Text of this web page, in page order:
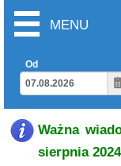
MENU
Od
Ważna
sierpnia